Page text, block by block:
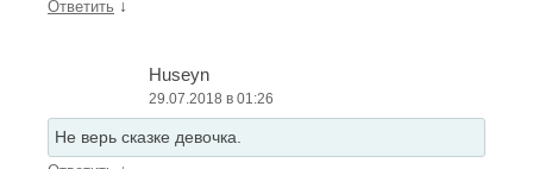
Ответить ↓
Huseyn
29.07.2018 в 01:26
Hе верь сказке девочка.